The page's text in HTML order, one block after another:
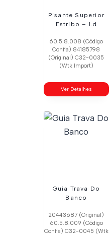
Pisante Superior
Estribo – Ld
60.5.8.008 (Código
Confia) 84185798
(Original) C32-0035
(Wtk Import)
Ver Detalhes
Guia Trava Do
Banco
20443687 (Original)
60.5.8.009 (Código
Confia) C32-0045 (Wtk